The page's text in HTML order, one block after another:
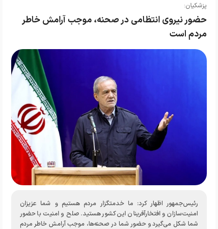
پزشکیان:
حضور نیروی انتظامی در صحنه‌، موجب آرامش خاطر
مردم است
رئیس‌جمهور اظهار کرد: ما خدمتگزار مردم هستیم و شما عزیزان
امنیت‌سازان و افتخارآفرینان این کشور هستید. صلح و امنیت با حضور
شما شکل می‌گیرد و حضور شما در صحنه‌ها، موجب آرامش خاطر مردم